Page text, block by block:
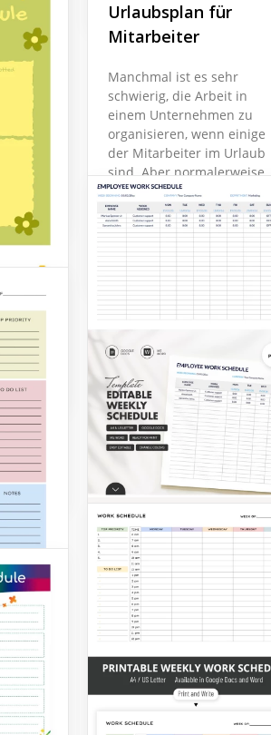
ist
Urlaubsplan für
Mitarbeiter
Manchmal ist es sehr
schwierig, die Arbeit in
einem Unternehmen zu
organisieren, wenn einige
der Mitarbeiter im Urlaub
sind. Aber normalerweise
passiert das, wenn der
Urlaub unerwartet kommt.